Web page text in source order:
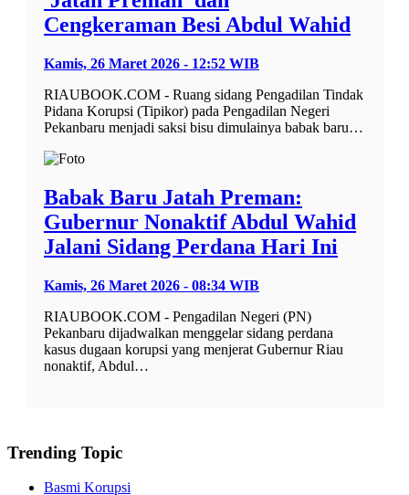
Cengkeraman Besi Abdul Wahid
Kamis, 26 Maret 2026 - 12:52 WIB
RIAUBOOK.COM - Ruang sidang Pengadilan Tindak
Pidana Korupsi (Tipikor) pada Pengadilan Negeri
Pekanbaru menjadi saksi bisu dimulainya babak baru…
Babak Baru Jatah Preman:
Gubernur Nonaktif Abdul Wahid
Jalani Sidang Perdana Hari Ini
Kamis, 26 Maret 2026 - 08:34 WIB
RIAUBOOK.COM - Pengadilan Negeri (PN)
Pekanbaru dijadwalkan menggelar sidang perdana
kasus dugaan korupsi yang menjerat Gubernur Riau
nonaktif, Abdul…
Trending Topic
Basmi Korupsi